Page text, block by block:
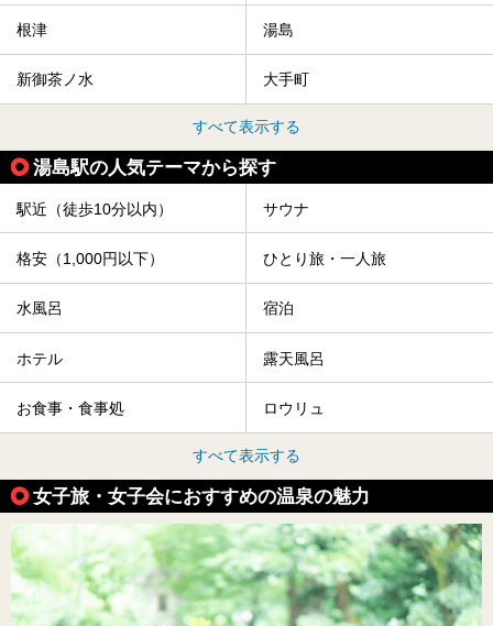
根津 湯島
新御茶ノ水 大手町
すべて表示する
湯島駅の人気テーマから探す
駅近（徒歩10分以内） サウナ
格安（1,000円以下） ひとり旅・一人旅
水風呂 宿泊
ホテル 露天風呂
お食事・食事処 ロウリュ
すべて表示する
女子旅・女子会におすすめの温泉の魅力